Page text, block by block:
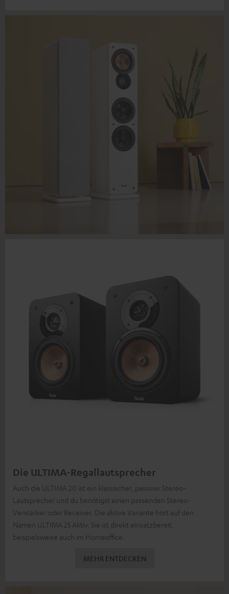
Die ULTIMA-Regallautsprecher
Auch die ULTIMA 20 ist ein klassischer, passiver Stereo-
Lautsprecher und du benötigst einen passenden Stereo-
Verstärker oder Receiver. Die aktive Variante hört auf den
Namen ULTIMA 25 Aktiv. Sie ist direkt einsatzbereit,
beispielsweise auch im Homeoffice.
MEHR ENTDECKEN